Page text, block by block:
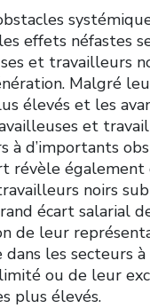
effets néfastes
et travailleurs
Malgré
élevés et les
et
à d’importants
révèle également
noirs
écart salarial
de leur
les secteurs à
ou de leur
plus élevés.